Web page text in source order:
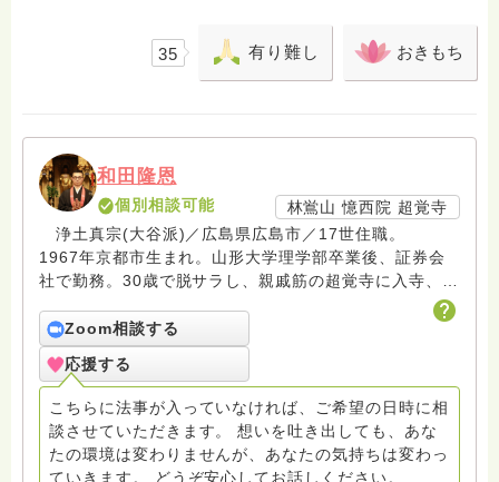
35 有り難し おきもち
和田隆恩
個別相談可能
林鴬山 憶西院 超覚寺
浄土真宗(大谷派)／広島県広島市／17世住職。
1967年京都市生まれ。山形大学理学部卒業後、証券会
社で勤務。30歳で脱サラし、親戚筋の超覚寺に入寺、
45歳で住職継職。 遺族の分かち合いやお悩み相談な
どグリーフサポート活動を続け、お寺の掲示板による法
語伝道にも尽力している。カープ坊主の会会員。
Zoom相談する
応援する
こちらに法事が入っていなければ、ご希望の日時に相
談させていただきます。 想いを吐き出しても、あな
たの環境は変わりませんが、あなたの気持ちは変わっ
ていきます。 どうぞ安心してお話しください。